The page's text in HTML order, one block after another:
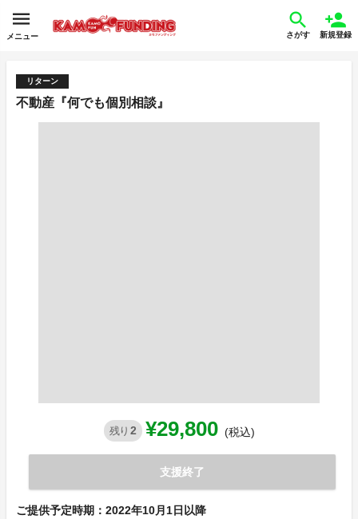
メニュー さがす 新規登録
リターン
不動産『何でも個別相談』
残り 2 ¥29,800 (税込)
支援終了
ご提供予定時期：2022年10月1日以降